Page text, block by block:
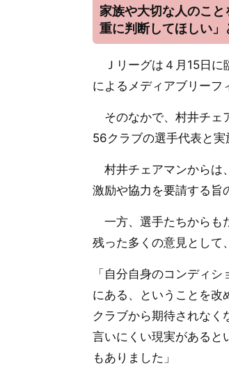
家族や大切な人のこ
重に判断してほしい」
Ｊリーグは４月15日に
によるメディアブリーフ
そのなかで、村井チェ
56クラブの選手代表と実
村井チェアマンからは
激励や協力を要請する旨
一方、選手たちからも
残った多くの意見として
「自分自身のコンディ
にある、ということを改
クラブから期待されなく
言いにくい現実があると
もありました」